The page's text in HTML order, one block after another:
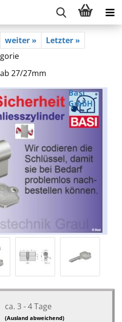
weiter »
Letzter »
27/27mm
Basi
GmbH
ca. 3 - 4 Tage
(Ausland abweichend)